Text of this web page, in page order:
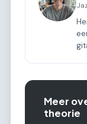
Meer
theorie